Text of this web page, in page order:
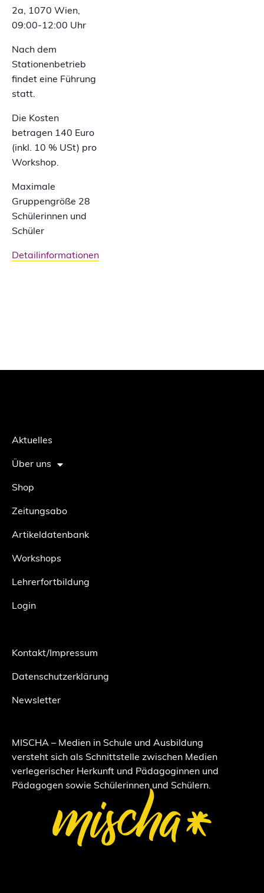
2a, 1070 Wien,
09:00-12:00 Uhr
Nach dem
Stationenbetrieb
findet eine Führung
statt.
Die Kosten
betragen 140 Euro
(inkl. 10 % USt) pro
Workshop.
Maximale
Gruppengröße 28
Schülerinnen und
Schüler
Detailinformationen
Aktuelles
Über uns
Shop
Zeitungsabo
Artikeldatenbank
Workshops
Lehrerfortbildung
Login
Kontakt/Impressum
Datenschutzerklärung
Newsletter
MISCHA – Medien in Schule und Ausbildung
versteht sich als Schnittstelle zwischen Medien
verlegerischer Herkunft und Pädagoginnen und
Pädagogen sowie Schülerinnen und Schülern.